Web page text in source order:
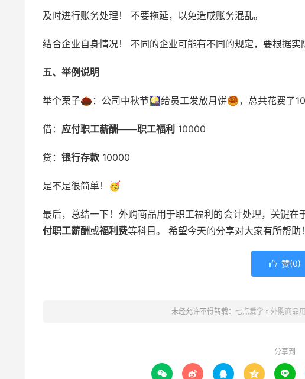
及时进行账务处理！ 不要拖延，以免造成账务混乱。
结合企业自身情况！ 不同的企业可能有不同的规定，要根据实
五、举例说明
举个栗子🌰：公司中秋节🎑给员工发放月饼🥮，总共花费了
借： 应付职工薪酬——职工福利 10000
贷： 银行存款 10000
是不是很简单！🥳
最后，总结一下！外购商品用于职工福利的会计处理，关键在
付职工薪酬或福利费等科目。 希望今天的分享对大家有所帮
 赞(0)
未经允许不得转载： 七点爱学 » 外购商品
分享到
    